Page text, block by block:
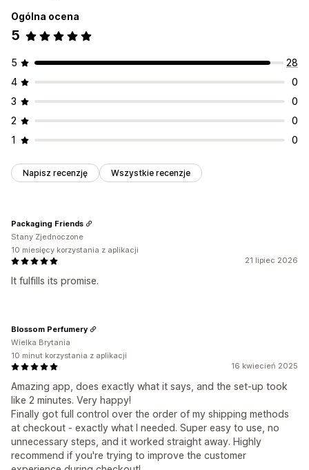
Ogólna ocena
5
5
28
4
0
3
0
2
0
1
0
Napisz recenzję Wszystkie recenzje
21 lipiec 2026
It fulfills its promise.
Packaging Friends
Stany Zjednoczone
10 miesięcy korzystania z aplikacji
16 kwiecień 2025
Amazing app, does exactly what it says, and the set-up took
like 2 minutes. Very happy!
Finally got full control over the order of my shipping methods
at checkout - exactly what I needed. Super easy to use, no
unnecessary steps, and it worked straight away. Highly
recommend if you're trying to improve the customer
Blossom Perfumery
Wielka Brytania
10 minut korzystania z aplikacji